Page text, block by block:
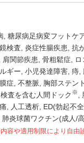
糖尿病足病変フットケ
検査 炎症性腸疾患 抗
肩関節疾患 骨粗鬆症 ロ
ギー 小児発達障害 痔
症 不整脈 胸部ステン
査を含む人間ドック ※
人工透析 ED(勃起不
肺炎球菌ワクチン(成人/
容や適用制限により自由